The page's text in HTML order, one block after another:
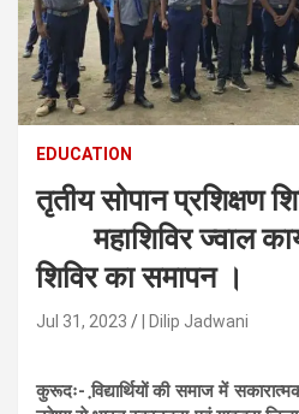
EDUCATION
तृतीय सोपान प्रशिक्षण
महाशिविर ज्वाल
शिविर का समापन ।
Jul 31, 2023 | Dilip Jadwani
कुरूदः- वि़द्यार्थियों की समाज में